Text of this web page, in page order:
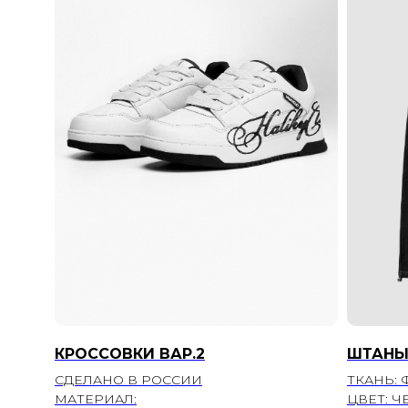
КРОССОВКИ ВАР.2
СДЕЛАНО В РОССИИ
МАТЕРИАЛ:
ТКАНЬ:
ЦВЕТ: